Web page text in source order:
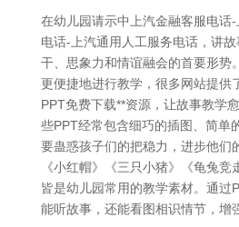
在幼儿园请示中上汽金融客服电话
电话-上汽通用人工服务电话，讲
干、思象力和情谊融会的首要形势
更便捷地进行教学，很多网站提供
PPT免费下载**资源，让故事教学
些PPT经常包含细巧的插图、简单
要蛊惑孩子们的把稳力，进步他们
《小红帽》《三只小猪》《龟兔竞
皆是幼儿园常用的教学素材。通过
能听故事，还能看图相识情节，增